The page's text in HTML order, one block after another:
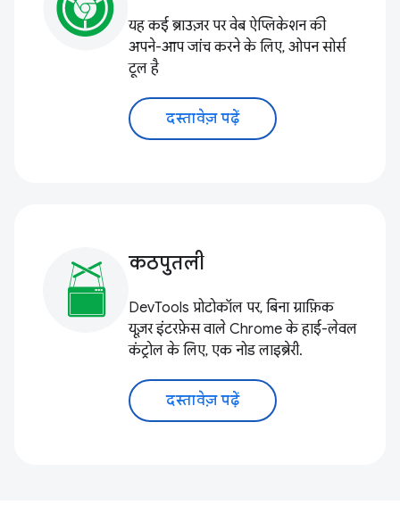
यह कई ब्राउज़र पर वेब ऐप्लिकेशन की
अपने-आप जांच करने के लिए, ओपन सोर्स
टूल है
दस्तावेज़ पढ़ें
कठपुतली
DevTools प्रोटोकॉल पर, बिना ग्राफ़िक
यूज़र इंटरफ़ेस वाले Chrome के हाई-लेवल
कंट्रोल के लिए, एक नोड लाइब्रेरी.
दस्तावेज़ पढ़ें